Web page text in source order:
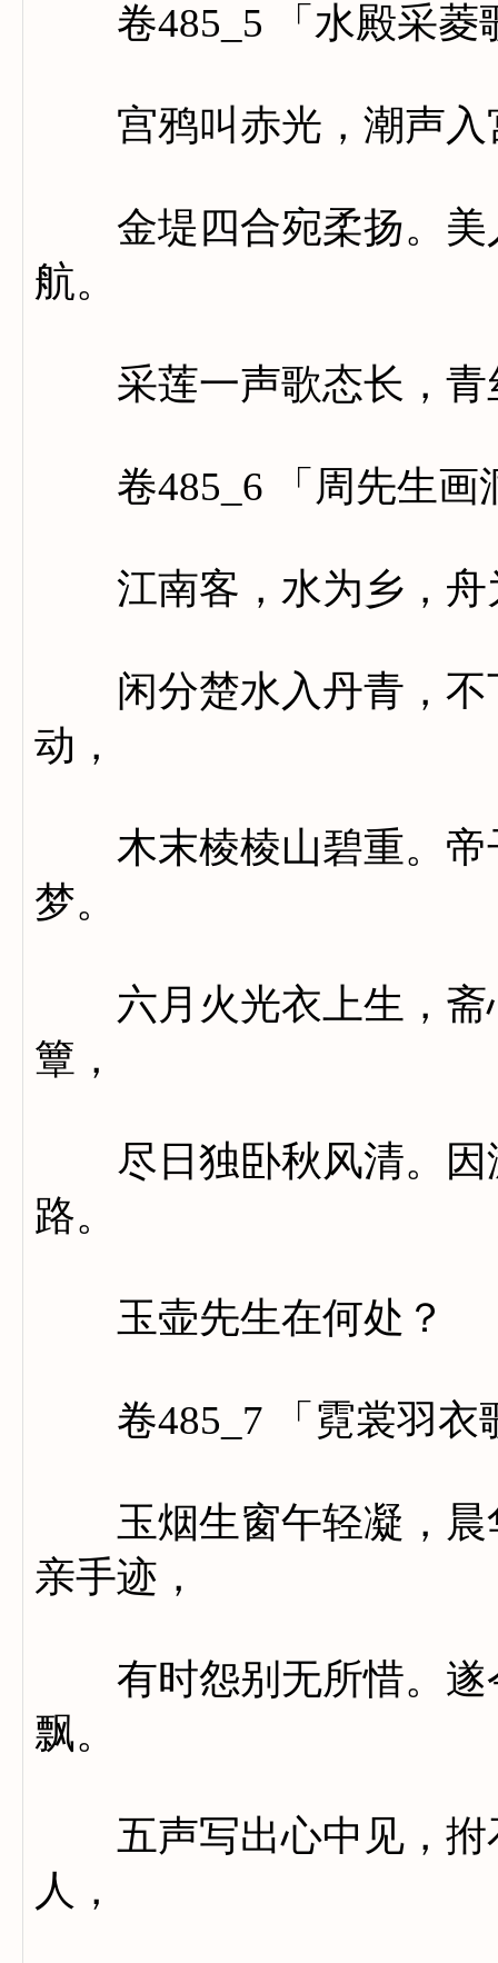
卷485_5 「水殿采菱
宫鸦叫赤光，潮声入
金堤四合宛柔扬。美
航。
采莲一声歌态长，青
卷485_6 「周先生画
江南客，水为乡，舟
闲分楚水入丹青，不
动，
木末棱棱山碧重。帝
梦。
六月火光衣上生，斋
簟，
尽日独卧秋风清。因
路。
玉壶先生在何处？
卷485_7 「霓裳羽衣
玉烟生窗午轻凝，晨
亲手迹，
有时怨别无所惜。遂
飘。
五声写出心中见，拊
人，